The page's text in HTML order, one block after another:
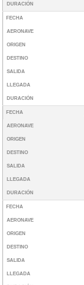
DURACIÓN
FECHA
AERONAVE
ORIGEN
DESTINO
SALIDA
LLEGADA
DURACIÓN
FECHA
AERONAVE
ORIGEN
DESTINO
SALIDA
LLEGADA
DURACIÓN
FECHA
AERONAVE
ORIGEN
DESTINO
SALIDA
LLEGADA